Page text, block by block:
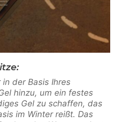
in der Basis Ihres
hinzu, um ein festes
Gel zu schaffen, das
im Winter reißt. Das